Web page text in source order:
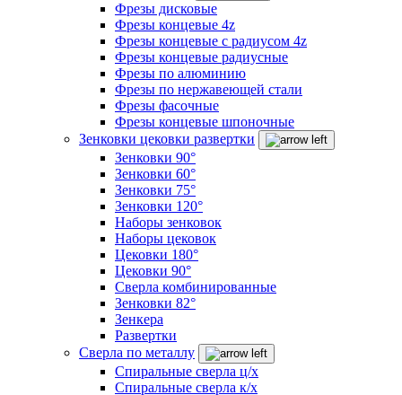
Фрезы дисковые
Фрезы концевые 4z
Фрезы концевые с радиусом 4z
Фрезы концевые радиусные
Фрезы по алюминию
Фрезы по нержавеющей стали
Фрезы фасочные
Фрезы концевые шпоночные
Зенковки цековки развертки
Зенковки 90°
Зенковки 60°
Зенковки 75°
Зенковки 120°
Наборы зенковок
Наборы цековок
Цековки 180°
Цековки 90°
Сверла комбинированные
Зенковки 82°
Зенкера
Развертки
Сверла по металлу
Спиральные сверла ц/х
Спиральные сверла к/х